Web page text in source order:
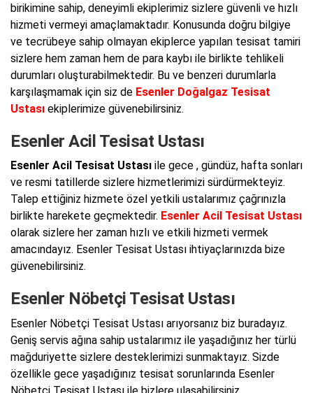
birikimine sahip, deneyimli ekiplerimiz sizlere güvenli ve hızlı
hizmeti vermeyi amaçlamaktadır. Konusunda doğru bilgiye
ve tecrübeye sahip olmayan ekiplerce yapılan tesisat tamiri
sizlere hem zaman hem de para kaybı ile birlikte tehlikeli
durumları oluşturabilmektedir. Bu ve benzeri durumlarla
karşılaşmamak için siz de Esenler Doğalgaz Tesisat
Ustası ekiplerimize güvenebilirsiniz.
Esenler Acil Tesisat Ustası
Esenler Acil Tesisat Ustası ile gece , gündüz, hafta sonları
ve resmi tatillerde sizlere hizmetlerimizi sürdürmekteyiz.
Talep ettiğiniz hizmete özel yetkili ustalarımız çağrınızla
birlikte harekete geçmektedir. Esenler Acil Tesisat Ustası
olarak sizlere her zaman hızlı ve etkili hizmeti vermek
amacındayız. Esenler Tesisat Ustası ihtiyaçlarınızda bize
güvenebilirsiniz.
Esenler Nöbetçi Tesisat Ustası
Esenler Nöbetçi Tesisat Ustası arıyorsanız biz buradayız.
Geniş servis ağına sahip ustalarımız ile yaşadığınız her türlü
mağduriyette sizlere desteklerimizi sunmaktayız. Sizde
özellikle gece yaşadığınız tesisat sorunlarında Esenler
Nöbetçi Tesisat Ustası ile bizlere ulaşabilirsiniz.